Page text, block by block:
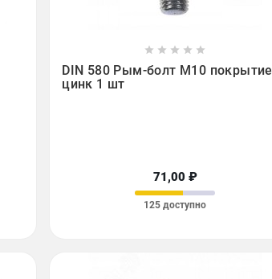
    
DIN 580 Рым-болт М10 покрытие
цинк 1 шт
71,00 ₽
125 доступно